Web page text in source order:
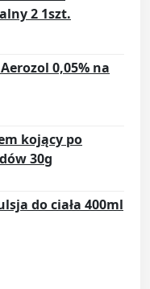
2 1szt.
0,05% na
kojący po
30g
do ciała 400ml